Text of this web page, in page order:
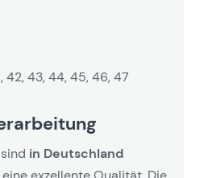
42, 43, 44, 45, 46, 47
in Deutschland